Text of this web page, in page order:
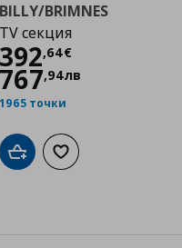
BILLY/BRIMNES
TV секция
392,64€
Цена392,64 €
767,94лв
1965 точки
Добави в кошницата
Добави към